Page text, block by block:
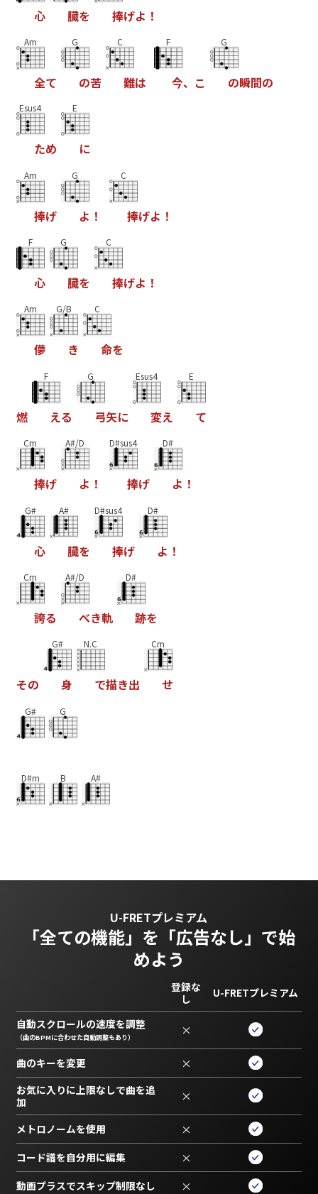
心 臓を 捧げよ ！
Am
全て
G
の苦
C
難は
F
今、 こ
G
の瞬間の
Esus4
ため
E
に
Am
捧げ
G
よ ！
C
捧げよ ！
F
心
G
臓を
C
捧げよ ！
Am
儚
G/B
き
C
命を
燃
F
える
G
弓矢に
Esus4
変え
E
て
Cm
捧げ
A#/D
よ ！
D#sus4
捧げ
D#
よ ！
G#
心
A#
臓を
D#sus4
捧げ
D#
よ ！
Cm
誇る
A#/D
べき軌
D#
跡を
その
G#
身
N.C
で描き出
Cm
せ
G# G
D#m B A#
U-FRETプレミアム
「全ての機能」を 「広告なし」で始
めよう
登録な
し
U-FRETプレミアム
自動スクロールの速度を調整
（曲のBPMに合わせた自動調整もあり） ×
曲のキーを変更 ×
お気に入りに上限なしで曲を追
加
×
メトロノームを使用 ×
コード譜を自分用に編集 ×
動画プラスでスキップ制限なし ×